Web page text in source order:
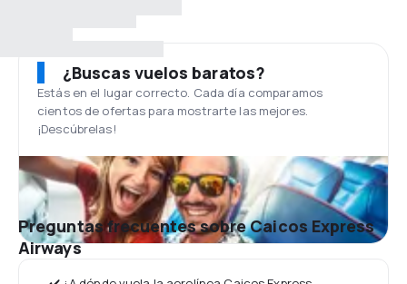
¿Buscas vuelos baratos?
Estás en el lugar correcto. Cada día comparamos
cientos de ofertas para mostrarte las mejores.
¡Descúbrelas!
Preguntas frecuentes sobre Caicos Express
Airways